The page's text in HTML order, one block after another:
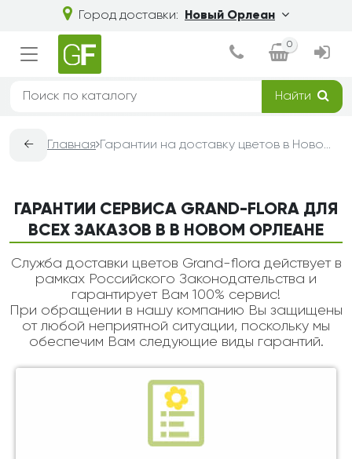
Город доставки: Новый Орлеан
0
Найти
← Главная Гарантии на доставку цветов в Новом Орлеане — Grand-Flora
ГАРАНТИИ СЕРВИСА GRAND-FLORA ДЛЯ
ВСЕХ ЗАКАЗОВ В В НОВОМ ОРЛЕАНЕ
Служба доставки цветов Grand-flora действует в
рамках Российского Законодательства и
гарантирует Вам 100% сервис!
При обращении в нашу компанию Вы защищены
от любой неприятной ситуации, поскольку мы
обеспечим Вам следующие виды гарантий.